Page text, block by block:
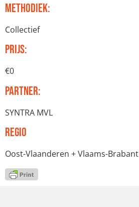
Methodiek:
Collectief
Prijs:
€0
Partner:
SYNTRA MVL
Regio
Oost-Vlaanderen + Vlaams-Brabant